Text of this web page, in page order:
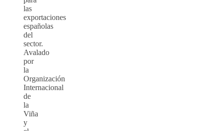
las
exportaciones
españolas
del
sector.
Avalado
por
la
Organización
Internacional
de
la
Viña
y